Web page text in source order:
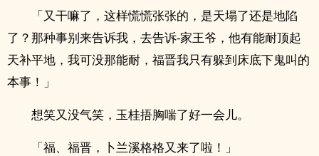
「又干嘛了，这样慌慌张张的，是天塌了还是地陷
了？那种事别来告诉我，去告诉-家王爷，他有能耐顶起
天补平地，我可没那能耐，福晋我只有躲到床底下鬼叫的
本事！」
想笑又没气笑，玉桂捂胸喘了好一会儿。
「福、福晋，卜兰溪格格又来了啦！」